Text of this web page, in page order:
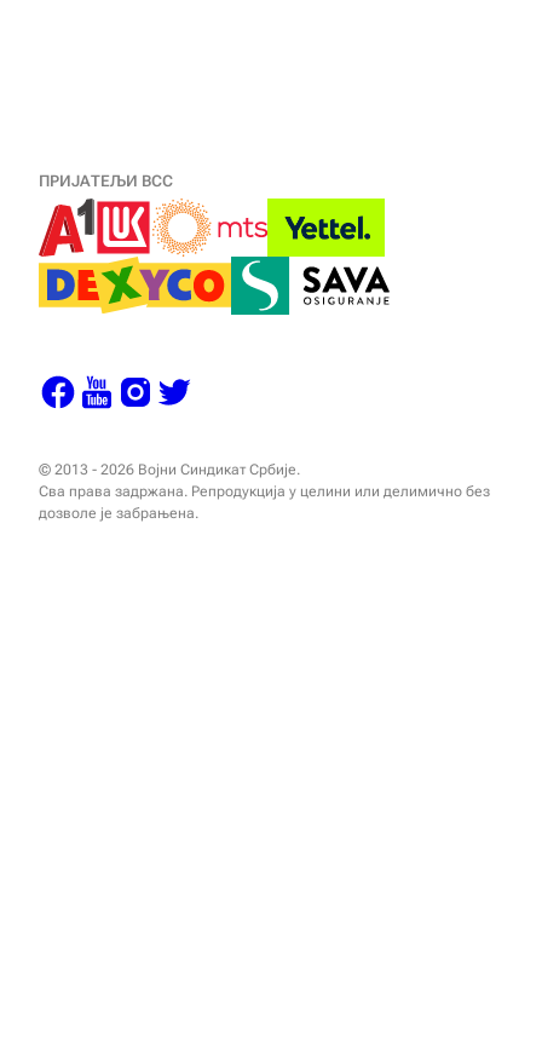
ПРИЈАТЕЉИ ВСС
© 2013 - 2026 Војни Синдикат Србије.
Сва права задржана. Репродукција у целини или делимично без
дозволе је забрањена.